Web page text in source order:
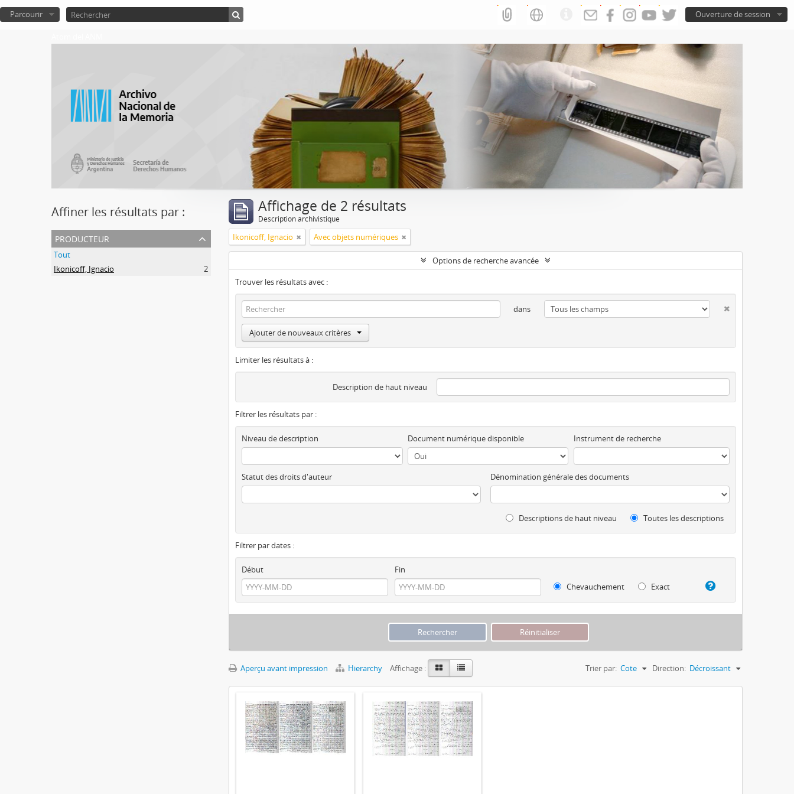
Ouverture de session
Parcourir
Affiner les résultats par :
producteur
Tout
Ikonicoff, Ignacio
2
Affichage de 2 résultats
Description archivistique
Ikonicoff, Ignacio Avec objets numériques
Options de recherche avancée
Trouver les résultats avec :
dans
Ajouter de nouveaux critères
Limiter les résultats à :
Description de haut niveau
Filtrer les résultats par :
Niveau de description Document numérique disponible Instrument de recherche
Statut des droits d'auteur Dénomination générale des documents
Descriptions de haut niveau Toutes les descriptions
Filtrer par dates :
Début
Fin
Chevauchement
Exact
Aperçu avant impression Hierarchy Affichage : Trier par: Cote Direction: Décroissant